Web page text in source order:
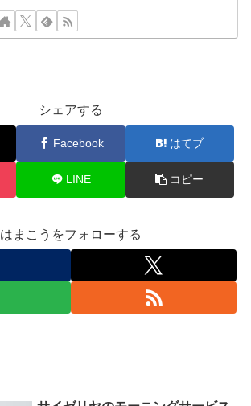
シェアする
Facebook はてブ
LINE コピー
はまこうをフォローする